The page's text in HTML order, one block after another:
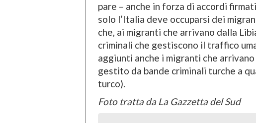
pare – anche in forza di accordi
solo l’Italia deve occuparsi dei
che, ai migranti che arrivano dalla
criminali che gestiscono il traffico
aggiunti anche i migranti che
gestito da bande criminali turche a
turco).
Foto tratta da La Gazzetta del Sud